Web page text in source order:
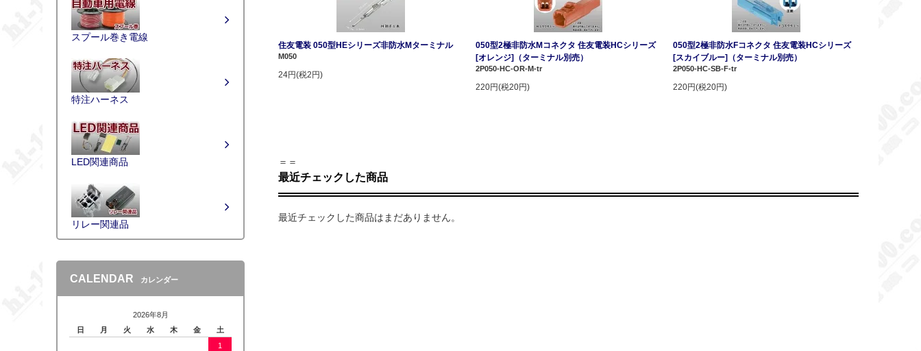
住友電装 050型HEシリーズ非防水Mターミナル
M050
24円(税2円)
050型2極非防水Mコネクタ 住友電装HCシリーズ
[オレンジ]（ターミナル別売）
2P050-HC-OR-M-tr
220円(税20円)
050型2極非防水Fコネクタ 住友電装HCシリーズ
[スカイブルー]（ターミナル別売）
2P050-HC-SB-F-tr
220円(税20円)
＝＝
最近チェックした商品
最近チェックした商品はまだありません。
スプール巻き電線
特注ハーネス
LED関連商品
リレー関連品
CALENDAR カレンダー
2026年8月
日
月 火 水 木 金
土
1